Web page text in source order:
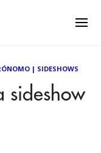
| SIDESHOWS
sideshow